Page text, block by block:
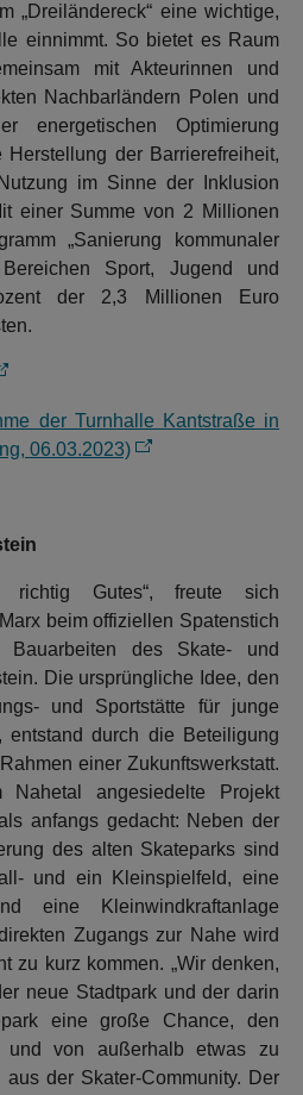
„Dreiländereck“ eine wichtige,
einnimmt. So bietet es Raum
mit Akteurinnen und
Nachbarländern Polen und
energetischen Optimierung
der Barrierefreiheit,
im Sinne der Inklusion
einer Summe von 2 Millionen
„Sanierung kommunaler
Sport, Jugend und
der 2,3 Millionen Euro
der Turnhalle Kantstraße in
06.03.2023)
richtig Gutes“, freute sich
beim offiziellen Spatenstich
des Skate- und
Die ursprüngliche Idee, den
und Sportstätte für junge
entstand durch die Beteiligung
einer Zukunftswerkstatt.
angesiedelte Projekt
anfangs gedacht: Neben der
des alten Skateparks sind
und ein Kleinspielfeld, eine
eine Kleinwindkraftanlage
Zugangs zur Nahe wird
zu kurz kommen. „Wir denken,
neue Stadtpark und der darin
eine große Chance, den
und von außerhalb etwas zu
aus der Skater-Community. Der